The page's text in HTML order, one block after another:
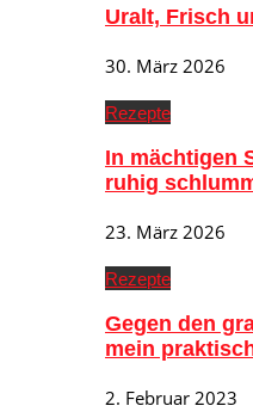
Uralt, Frisch
30. März 2026
Rezepte
In mächtigen
ruhig
23. März 2026
Rezepte
Gegen den
mein
2. Februar 2023